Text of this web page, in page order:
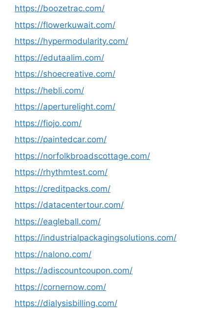
https://boozetrac.com/
https://flowerkuwait.com/
https://hypermodularity.com/
https://edutaalim.com/
https://shoecreative.com/
https://hebli.com/
https://aperturelight.com/
https://fiojo.com/
https://paintedcar.com/
https://norfolkbroadscottage.com/
https://rhythmtest.com/
https://creditpacks.com/
https://datacentertour.com/
https://eagleball.com/
https://industrialpackagingsolutions.com/
https://nalono.com/
https://adiscountcoupon.com/
https://cornernow.com/
https://dialysisbilling.com/